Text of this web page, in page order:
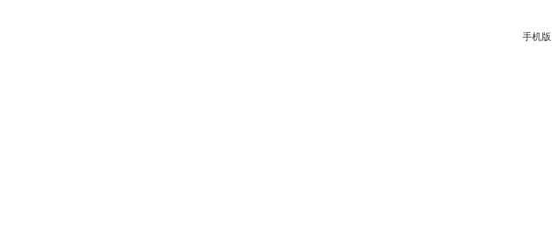
手机版